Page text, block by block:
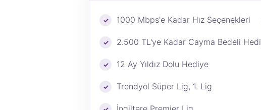
1000 Mbps'e Kadar Hız Seçenekleri
2.500 TL'ye Kadar Cayma Bedeli
12 Ay Yıldız Dolu Hediye
Trendyol Süper Lig, 1. Lig